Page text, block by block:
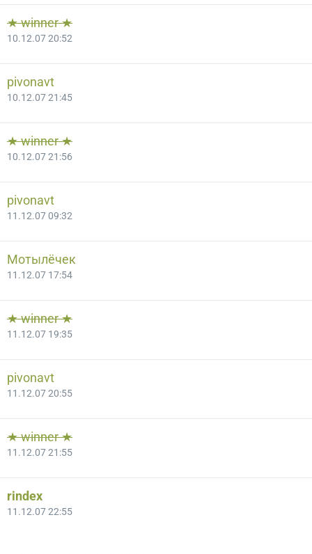
★ winner ★
10.12.07 20:52
pivonavt
10.12.07 21:45
★ winner ★
10.12.07 21:56
pivonavt
11.12.07 09:32
Мотылёчек
11.12.07 17:54
★ winner ★
11.12.07 19:35
pivonavt
11.12.07 20:55
★ winner ★
11.12.07 21:55
rindex
11.12.07 22:55